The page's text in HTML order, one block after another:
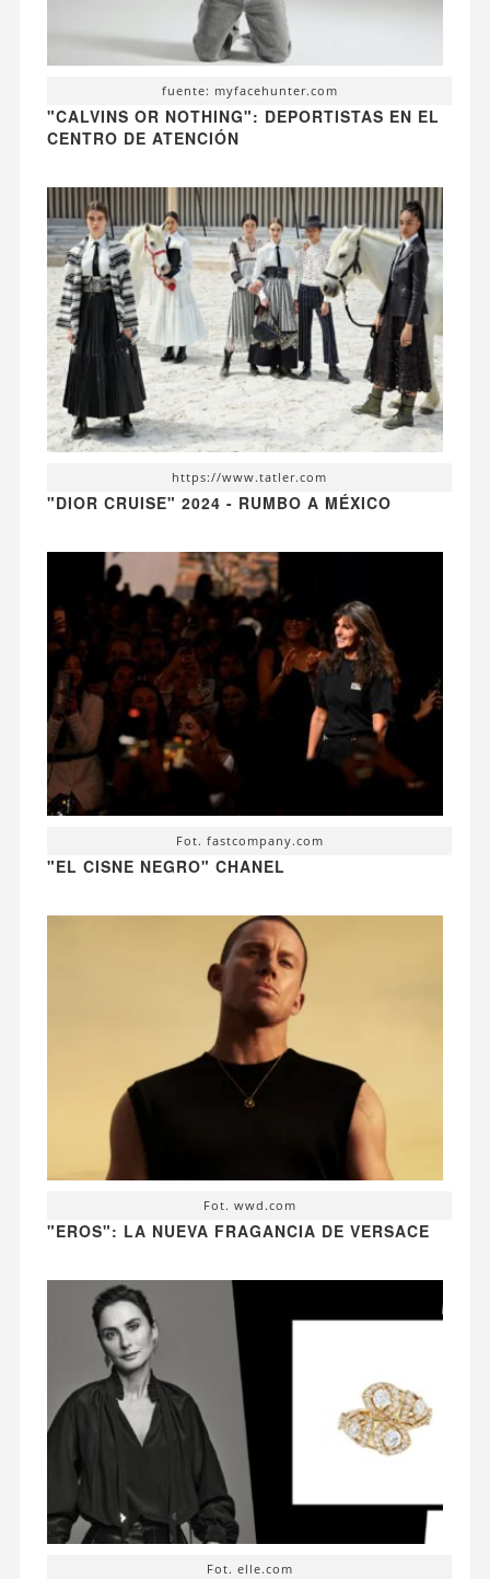
fuente: myfacehunter.com
"CALVINS OR NOTHING": DEPORTISTAS EN EL
CENTRO DE ATENCIÓN
https://www.tatler.com
"DIOR CRUISE" 2024 - RUMBO A MÉXICO
Fot. fastcompany.com
"EL CISNE NEGRO" CHANEL
Fot. wwd.com
"EROS": LA NUEVA FRAGANCIA DE VERSACE
Fot. elle.com